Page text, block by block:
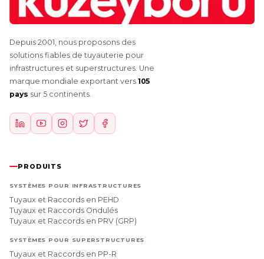
Depuis 2001, nous proposons des
solutions fiables de tuyauterie pour
infrastructures et superstructures. Une
marque mondiale exportant vers 105
pays sur 5 continents.
PRODUITS
SYSTÈMES POUR INFRASTRUCTURES
Tuyaux et Raccords en PEHD
Tuyaux et Raccords Ondulés
Tuyaux et Raccords en PRV (GRP)
SYSTÈMES POUR SUPERSTRUCTURES
Tuyaux et Raccords en PP-R